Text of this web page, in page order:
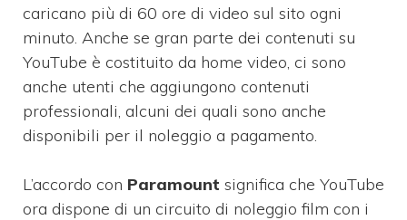
caricano più di 60 ore di video sul sito ogni
minuto. Anche se gran parte dei contenuti su
YouTube è costituito da home video, ci sono
anche utenti che aggiungono contenuti
professionali, alcuni dei quali sono anche
disponibili per il noleggio a pagamento.
L’accordo con Paramount significa che YouTube
ora dispone di un circuito di noleggio film con i